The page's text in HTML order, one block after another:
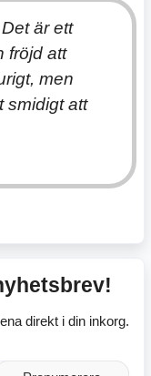
är ett
fröjd att
men
smidigt att
direkt i din inkorg.